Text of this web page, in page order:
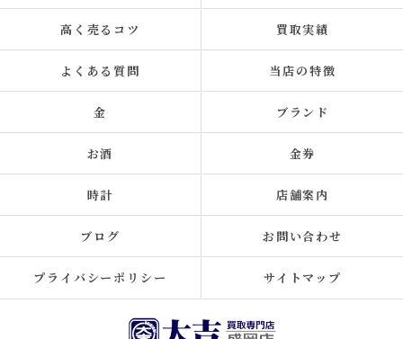
高く売るコツ 買取実績
よくある質問 当店の特徴
金 ブランド
お酒 金券
時計 店舗案内
ブログ お問い合わせ
プライバシーポリシー サイトマップ